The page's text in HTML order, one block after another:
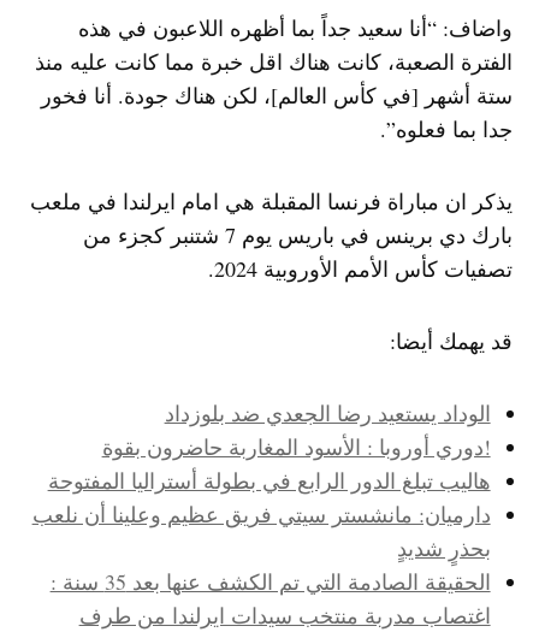
واضاف: “أنا سعيد جداً بما أظهره اللاعبون في هذه
الفترة الصعبة، كانت هناك اقل خبرة مما كانت عليه منذ
ستة أشهر [في كأس العالم]، لكن هناك جودة. أنا فخور
جدا بما فعلوه”.
يذكر ان مباراة فرنسا المقبلة هي امام ايرلندا في ملعب
بارك دي برينس في باريس يوم 7 شتنبر كجزء من
تصفيات كأس الأمم الأوروبية 2024.
قد يهمك أيضا:
الوداد يستعيد رضا الجعدي ضد بلوزداد
!دوري أوروبا : الأسود المغاربة حاضرون بقوة
هاليب تبلغ الدور الرابع في بطولة أستراليا المفتوحة
دارميان: مانشستر سيتي فريق عظيم وعلينا أن نلعب
بحذرٍ شديدٍ
الحقيقة الصادمة التي تم الكشف عنها بعد 35 سنة :
اغتصاب مدربة منتخب سيدات ايرلندا من طرف